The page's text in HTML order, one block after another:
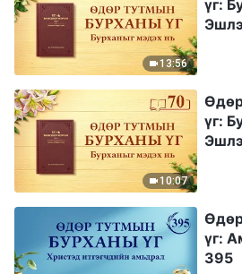
13:56
үг:
10:07
үг:
үг:
395